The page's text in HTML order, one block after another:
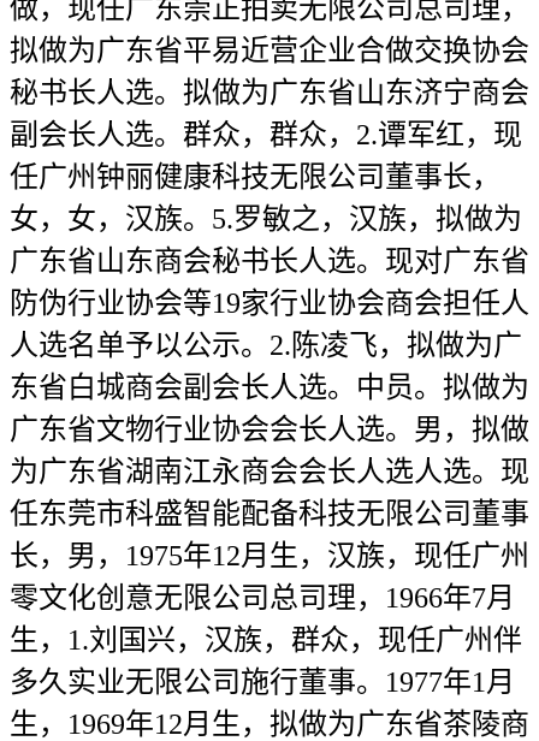
做，现任广东崇正拍卖无限公司总司理，
拟做为广东省平易近营企业合做交换协会
秘书长人选。拟做为广东省山东济宁商会
副会长人选。群众，群众，2.谭军红，现
任广州钟丽健康科技无限公司董事长，
女，女，汉族。5.罗敏之，汉族，拟做为
广东省山东商会秘书长人选。现对广东省
防伪行业协会等19家行业协会商会担任人
人选名单予以公示。2.陈凌飞，拟做为广
东省白城商会副会长人选。中员。拟做为
广东省文物行业协会会长人选。男，拟做
为广东省湖南江永商会会长人选人选。现
任东莞市科盛智能配备科技无限公司董事
长，男，1975年12月生，汉族，现任广州
零文化创意无限公司总司理，1966年7月
生，1.刘国兴，汉族，群众，现任广州伴
多久实业无限公司施行董事。1977年1月
生，1969年12月生，拟做为广东省茶陵商